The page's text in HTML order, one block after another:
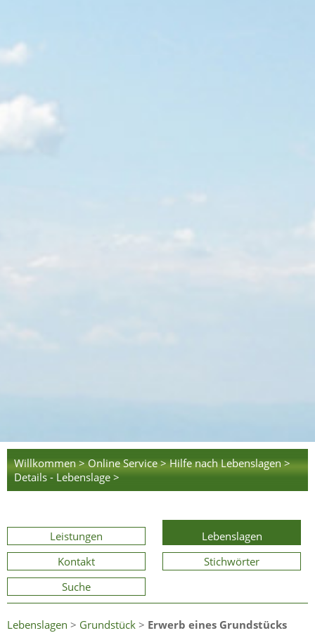
Willkommen > Online Service > Hilfe nach Lebenslagen >
Details - Lebenslage >
Leistungen
Lebenslagen
Kontakt
Stichwörter
Suche
Lebenslagen > Grundstück > Erwerb eines Grundstücks